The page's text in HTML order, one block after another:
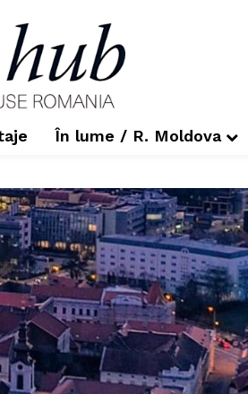
În lume / R. Moldova